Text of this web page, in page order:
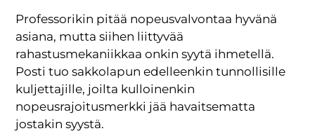
Professorikin pitää nopeusvalvontaa hyvänä
asiana, mutta siihen liittyvää
rahastusmekaniikkaa onkin syytä ihmetellä.
Posti tuo sakkolapun edelleenkin tunnollisille
kuljettajille, joilta kulloinenkin
nopeusrajoitusmerkki jää havaitsematta
jostakin syystä.